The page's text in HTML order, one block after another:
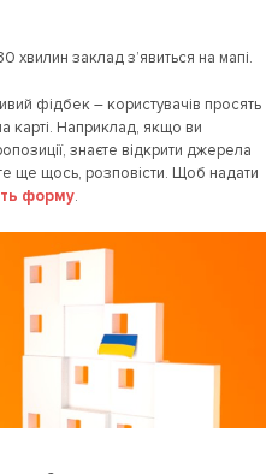
хвилин заклад з’явиться на мапі.
фідбек – користувачів просять
карті. Наприклад, якщо ви
знаєте відкрити джерела
ще щось, розповісти. Щоб надати
форму.